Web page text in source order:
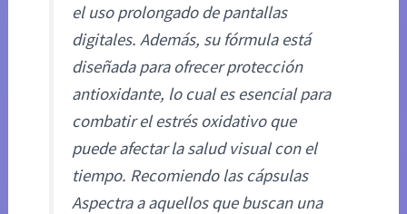
el uso prolongado de pantallas
digitales. Además, su fórmula está
diseñada para ofrecer protección
antioxidante, lo cual es esencial para
combatir el estrés oxidativo que
puede afectar la salud visual con el
tiempo. Recomiendo las cápsulas
Aspectra a aquellos que buscan una